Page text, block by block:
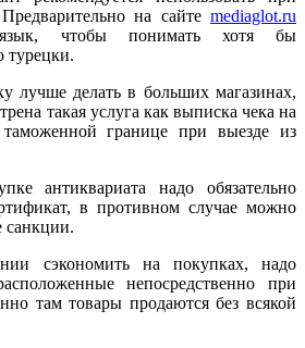
на сайте mediaglot.ru
чтобы понимать хотя бы
турецки.
лучше делать в больших магазинах,
такая услуга как выписка чека на
границе при выезде из
антиквариата надо обязательно
в противном случае можно
санкции.
сэкономить на покупках, надо
непосредственно при
там товары продаются без всякой